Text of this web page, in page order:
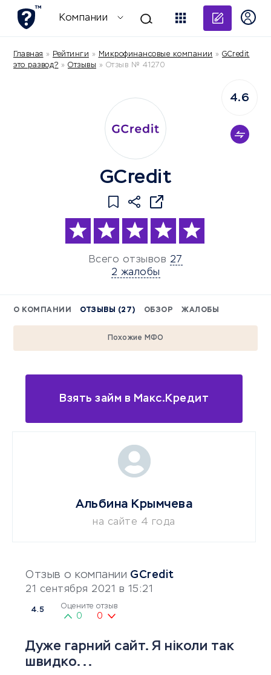
Компании
Главная » Рейтинги » Микрофинансовые компании » GCredit
это развод? » Отзывы » Отзыв № 41270
GCredit
Всего отзывов 27
2 жалобы
4.6
О КОМПАНИИ ОТЗЫВЫ (27) ОБЗОР ЖАЛОБЫ
Похожие МФО
Взять займ в Макс.Кредит
Отзыв о компании GCredit
21 сентября 2021 в 15:21
4.5 Оцените отзыв
0 0
Дуже гарний сайт. Я ніколи так
швидко...
Альбина Крымчева
на сайте 4 года